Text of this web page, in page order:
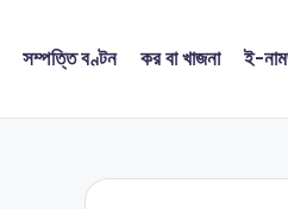
সম্পত্তি বণ্টন কর বা খাজনা ই-